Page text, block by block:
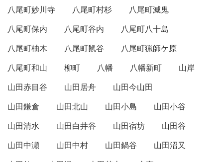
八尾町妙川寺
八尾町村杉
八尾町滅鬼
八尾町保内
八尾町谷内
八尾町八十島
八尾町柚木
八尾町鼠谷
八尾町猟師ケ原
八尾町和山
柳町 八幡 八幡新町
山岸
山田赤目谷
山田居舟
山田今山田
山田鎌倉
山田北山 山田小島
山田小谷
山田清水
山田白井谷 山田宿坊
山田谷
山田中瀬
山田中村 山田鍋谷
山田沼又